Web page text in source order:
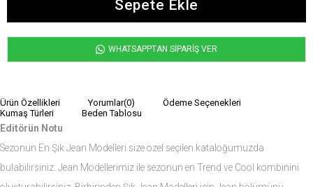
WHATSAPPTAN SİPARİŞ VER
Ürün Özellikleri Yorumlar(0)
Ödeme Seçenekleri
Kumaş Türleri
Beden Tablosu
Editörün Notu
Sezonun En Şık Jean Modelleri size özel seçilen kataloğumuzda
bulabilirsiniz. Jean Modellerimiz ile sezonun en Trend ve Cool kombinini